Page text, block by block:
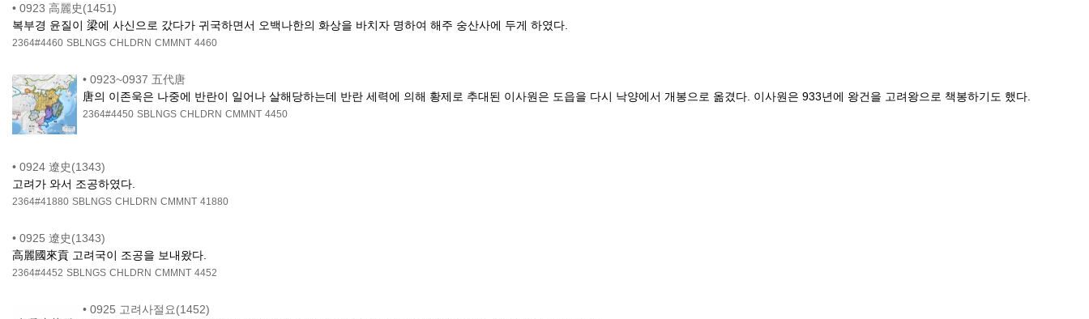
• 0923 高麗史(1451)
복부경 윤질이 梁에 사신으로 갔다가 귀국하면서 오백나한의 화상을 바치자 명하여 해주 숭산사에 두게 하였다.
2364#4460 SBLNGS CHLDRN CMMNT 4460
• 0923~0937 五代唐
唐의 이존욱은 나중에 반란이 일어나 살해당하는데 반란 세력에 의해 황제로 추대된 이사원은 도읍을 다시 낙양에서 개봉으로 옮겼다. 이사원은 933년에 왕건을 고려왕으로 책봉하기도 했다.
2364#4450 SBLNGS CHLDRN CMMNT 4450
• 0924 遼史(1343)
고려가 와서 조공하였다.
2364#41880 SBLNGS CHLDRN CMMNT 41880
• 0925 遼史(1343)
高麗國來貢 고려국이 조공을 보내왔다.
2364#4452 SBLNGS CHLDRN CMMNT 4452
• 0925 고려사절요(1452)